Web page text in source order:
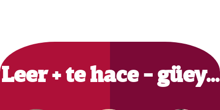
Primary
Sidebar
Leer + te hace - güey…